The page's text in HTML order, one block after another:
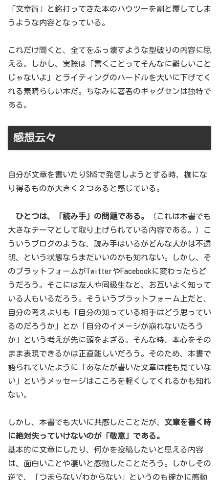
「文章術」と銘打ってきた本のハウツーを割と覆してしま
うような内容となっている。
これだけ聞くと、全てをぶっ壊すような型破りの内容に思
える。しかし、実際は「書くことってそんなに難しいこと
じゃないよ」とライティングのハードルを大いに下げてく
れる素晴らしい本だ。ちなみに著者のギャグセンは独特で
ある。
感想云々
自分が文章を書いたりSNSで発信しようとする時、枷にな
り得るものが大きく２つあると感じている。
ひとつは、「読み手」の問題である。
（これは本書でも
大きなテーマとして取り上げられている内容である。）こ
ういうブログのような、読み手はいるがどんな人かは不透
明、という状態ならまだいいのかも知れない。しかし、そ
のプラットフォームがTwitterやFacebookに変わったらど
うだろう。そこには友人や同級生など、お互いよく知って
いる人もいるだろう。そういうプラットフォーム上だと、
自分の考えよりも「自分の知っている相手はどう思ってい
るのだろうか」とか「自分のイメージが崩れないだろう
か」という考えが先に頭をよぎる。そんな時、本心をその
まま表現できるかは正直難しいだろう。そのため、本書で
語られていたように「あなたが書いた文章は誰も見ていな
い」というメッセージはこころを軽くしてくれるかも知れ
ない。
しかし、本書でも大いに共感したことだが、 文章を書く時
に絶対失っていけないのが「敬意」である。
基本的に文章にしたり、何かを投稿したいと思える内容
は、面白いことや凄いと感動したことだろう。しかしその
逆で、「つまらない/わからない」というのも確かに感動